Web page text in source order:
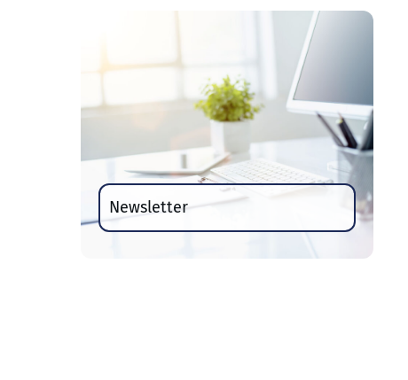
Newsletter